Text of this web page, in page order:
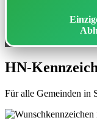
HN-
Für alle Gemeinden in